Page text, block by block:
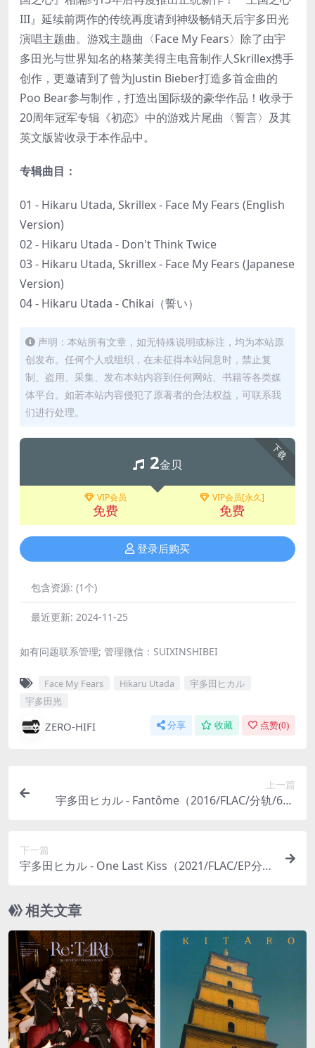
III』延续前两作的传统再度请到神级畅销天后宇多田光
演唱主题曲。游戏主题曲〈Face My Fears〉除了由宇
多田光与世界知名的格莱美得主电音制作人Skrillex携手
创作，更邀请到了曾为Justin Bieber打造多首金曲的
Poo Bear参与制作，打造出国际级的豪华作品！收录于
20周年冠军专辑《初恋》中的游戏片尾曲〈誓言〉及其
英文版皆收录于本作品中。
专辑曲目：
01 - Hikaru Utada, Skrillex - Face My Fears (English
Version)
02 - Hikaru Utada - Don't Think Twice
03 - Hikaru Utada, Skrillex - Face My Fears (Japanese
Version)
04 - Hikaru Utada - Chikai（誓い）
声明：本站所有文章，如无特殊说明或标注，均为本站原
创发布。任何个人或组织，在未征得本站同意时，禁止复
制、盗用、采集、发布本站内容到任何网站、书籍等各类媒
体平台。如若本站内容侵犯了原著者的合法权益，可联系我
们进行处理。
下载
2金贝
VIP会员
免费
VIP会员[永久]
免费
登录后购买
包含资源: (1个)
最近更新: 2024-11-25
如有问题联系管理; 管理微信：SUIXINSHIBEI
Face My Fears Hikaru Utada
宇多田ヒカル
宇多田光
ZERO-HIFI 分享 收藏 点赞(0)
上一篇
宇多田ヒカル - Fantôme（2016/FLAC/分轨/610
下一篇
宇多田ヒカル - One Last Kiss（2021/FLAC/EP分
相关文章